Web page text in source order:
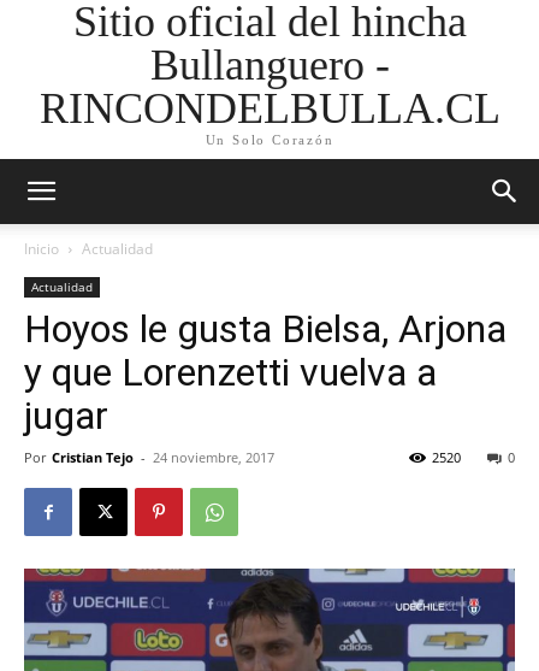
Sitio oficial del hincha
Bullanguero -
RINCONDELBULLA.CL
Un Solo Corazón
Inicio Actualidad
Actualidad
Hoyos le gusta Bielsa, Arjona
y que Lorenzetti vuelva a
jugar
Por Cristian Tejo - 24 noviembre, 2017 0
2520